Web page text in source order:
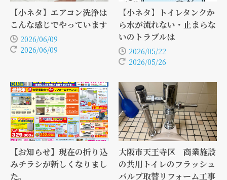
【小ネタ】エアコン洗浄は
こんな感じでやっています
2026/06/09
2026/06/09
【小ネタ】トイレタンクか
ら水が流れない・止まらな
いのトラブルは
2026/05/22
2026/05/26
【お知らせ】現在の折り込
みチラシが新しくなりまし
た。
大阪市天王寺区 商業施設
の共用トイレのフラッシュ
バルブ取替リフォーム工事